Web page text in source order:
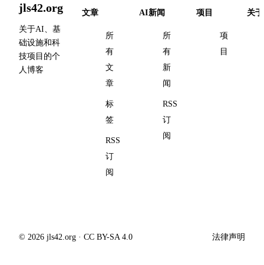
jls42.org
关于AI、基
础设施和科
技项目的个
人博客
文章
所
有
文
章
标
签
RSS
订
阅
AI新闻
所
有
新
闻
RSS
订
阅
项目
项
目
关于
© 2026 jls42.org · CC BY-SA 4.0 法律声明